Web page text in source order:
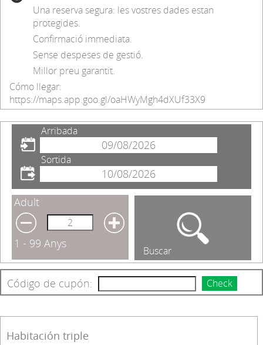
Una reserva segura: les vostres dades estan
protegides.
Confirmació immediata.
Sense despeses de gestió.
Millor preu garantit.
Cómo llegar:
https://maps.app.goo.gl/oaHWyMgh4dXUf33X9
Arribada
Sortida
Adult
1 - 99 Anys
Buscar
Código de cupón: Check
Habitación triple